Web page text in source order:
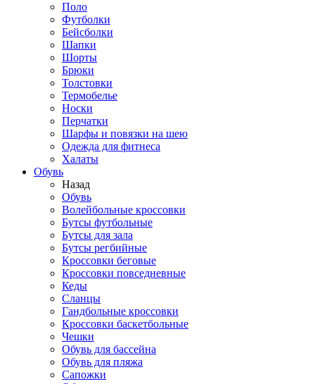
Поло
Футболки
Бейсболки
Шапки
Шорты
Брюки
Толстовки
Термобелье
Носки
Перчатки
Шарфы и повязки на шею
Одежда для фитнеса
Халаты
Обувь
Назад
Обувь
Волейбольные кроссовки
Бутсы футбольные
Бутсы для зала
Бутсы регбийные
Кроссовки беговые
Кроссовки повседневные
Кеды
Сланцы
Гандбольные кроссовки
Кроссовки баскетбольные
Чешки
Обувь для бассейна
Обувь для пляжа
Сапожки